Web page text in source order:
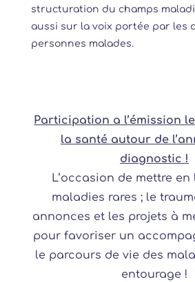
structuration du champs
aussi sur la voix portée par les
personnes malades.
Participation a l’émission
la santé autour de
diagnostic !
L’occasion de mettre en
maladies rares ; le
annonces et les projets à
pour favoriser un
le parcours de vie des
entourage !